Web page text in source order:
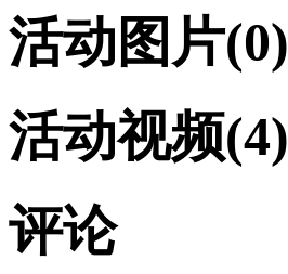
活动图片(0)
活动视频(4)
评论